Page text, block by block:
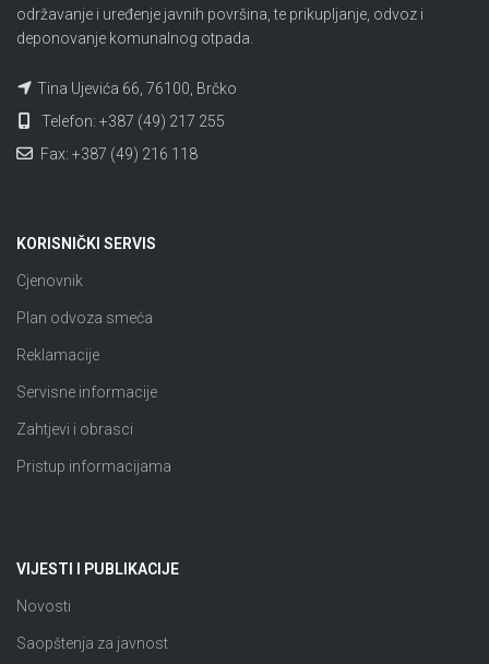
održavanje i uređenje javnih površina, te prikupljanje, odvoz i
deponovanje komunalnog otpada.
Tina Ujevića 66, 76100, Brčko
Telefon: +387 (49) 217 255
Fax: +387 (49) 216 118
KORISNIČKI SERVIS
Cjenovnik
Plan odvoza smeća
Reklamacije
Servisne informacije
Zahtjevi i obrasci
Pristup informacijama
VIJESTI I PUBLIKACIJE
Novosti
Saopštenja za javnost